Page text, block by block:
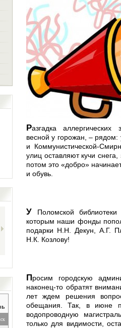
Разгадка
весной у горожан, –
и Коммунистической-
улиц оставляют кучи
потом это «добро»
и обувь.
У Поломской
которым наши фонды
подарки Н.Н. Декун, А.Г.
Н.К. Козлову!
Просим городскую
наконец-то обратят
лет ждем решения
обещания. Так, в июне
водопроводную
только для видимости,